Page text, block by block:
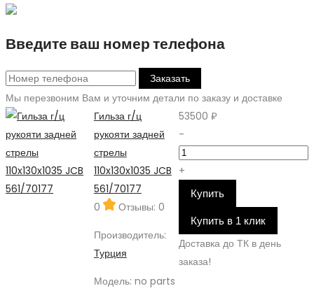
Введите ваш номер телефона
Заказать
Мы перезвоним Вам и уточним детали по заказу и доставке
Гильза г/ц
рукояти задней
стрелы
110x130x1035 JCB
561/70177
0
Отзывы: 0
Производитель:
Турция
Модель: no parts
53500 ₽
-
+
Купить
Купить в 1 клик
Доставка до ТК в день
заказа!